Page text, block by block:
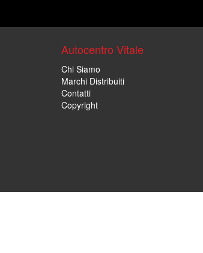
Autocentro Vitale
Chi Siamo
Marchi Distribuiti
Contatti
Copyright